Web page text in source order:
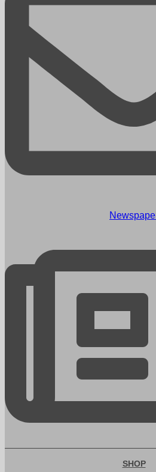
SHOP